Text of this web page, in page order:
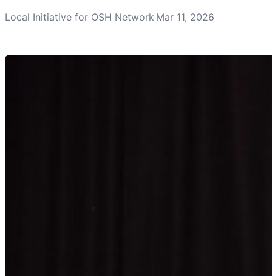
Local Initiative for OSH Network·Mar 11, 2026